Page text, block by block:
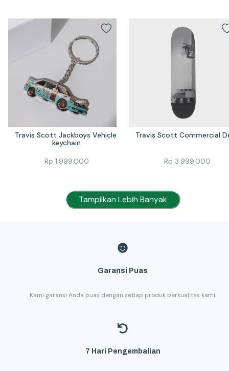
Travis Scott Jackboys Vehicle
keychain
Rp 1.999.000
Travis Scott Commercial
Rp 3.999.000
Tampilkan Lebih Banyak
Garansi Puas
Kami garansi Anda puas dengan setiap produk berkualitas kami.
7 Hari Pengembalian